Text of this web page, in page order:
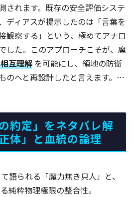
されます。既存の安全評価システ
ディアスが提示したのは「言葉を
観察する」という、極めてアナロ
した。このアプローチこそが、魔
互理解 を可能にし、領地の防衛
のへと再設計したと言えます。…
約定」をネタバレ解
体」と血統の論理
語られる「魔力無き只人」と、
純粋物理極限の整合性。